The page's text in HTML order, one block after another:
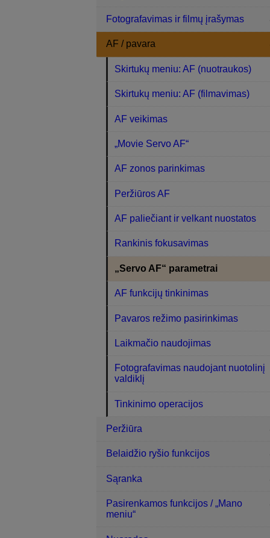
Fotografavimas ir filmų įrašymas
AF / pavara
Skirtukų meniu: AF (nuotraukos)
Skirtukų meniu: AF (filmavimas)
AF veikimas
„Movie Servo AF“
AF zonos parinkimas
Peržiūros AF
AF paliečiant ir velkant nuostatos
Rankinis fokusavimas
„Servo AF“ parametrai
AF funkcijų tinkinimas
Pavaros režimo pasirinkimas
Laikmačio naudojimas
Fotografavimas naudojant nuotolinį
valdiklį
Tinkinimo operacijos
Peržiūra
Belaidžio ryšio funkcijos
Sąranka
Pasirenkamos funkcijos / „Mano
meniu“